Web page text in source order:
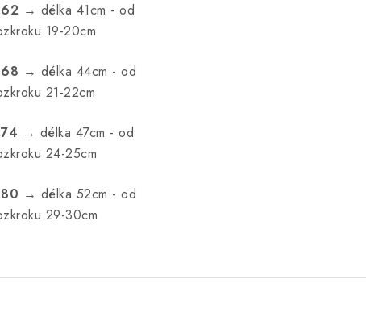
→ délka 41cm - od
19-20cm
→ délka 44cm - od
21-22cm
→ délka 47cm - od
24-25cm
→ délka 52cm - od
29-30cm